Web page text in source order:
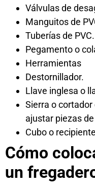
Válvulas de
Manguitos de
Tuberías de PVC.
Pegamento o
Herramientas
Destornillador.
Llave inglesa o
Sierra o
ajustar piezas de
Cubo o
Cómo
un